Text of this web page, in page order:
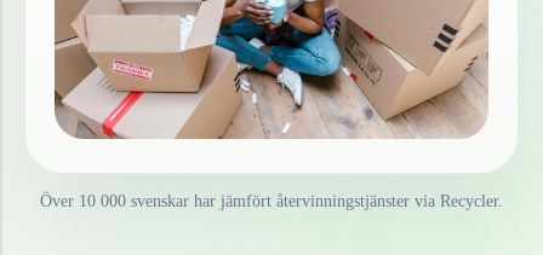
Över 10 000 svenskar har jämfört återvinningstjänster via Recycler.